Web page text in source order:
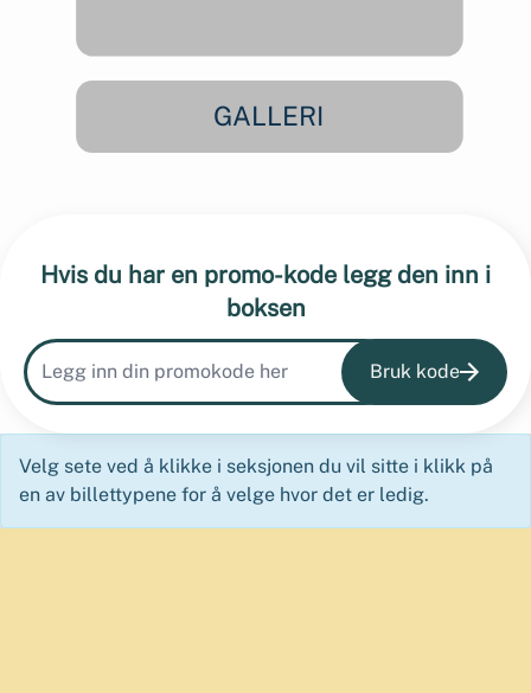
GALLERI
Hvis du har en promo-kode legg den inn i
boksen
Bruk kode
Velg sete ved å klikke i seksjonen du vil sitte i klikk på
en av billettypene for å velge hvor det er ledig.